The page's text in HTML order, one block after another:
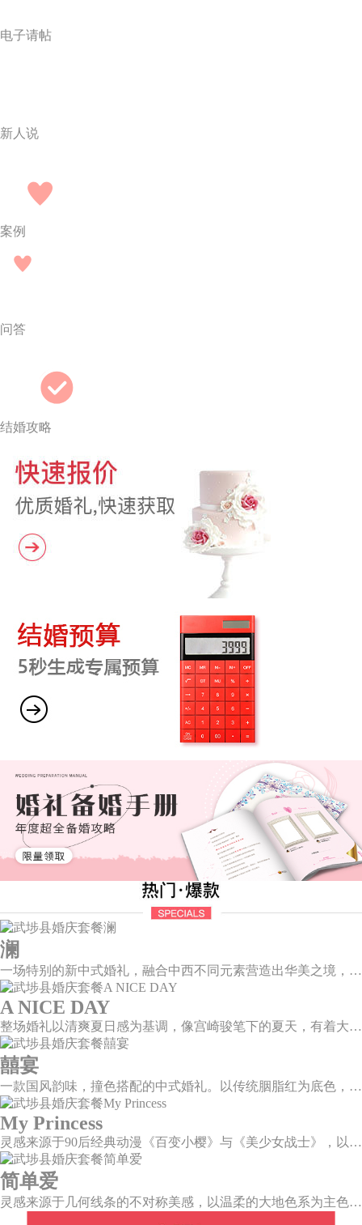
电子请帖
新人说
案例
问答
结婚攻略
澜
一场特别的新中式婚礼，融合中西不同元素营造出华美之境，有庄严浪漫的西式证婚，也有含蓄深情的中式感恩，从古典到现代，从前世到今生，爱，隽永铭刻。
A NICE DAY
整场婚礼以清爽夏日感为基调，像宫崎骏笔下的夏天，有着大朵大朵像棉花糖似的白云，有蔚蓝蔚蓝的天空和青绿青绿的草地，有着童话世界里干净纯洁的美好，有着日系画风下的治愈感。
囍宴
一款国风韵味，撞色搭配的中式婚礼。以传统胭脂红为底色，黛蓝色花鸟点缀其中，热情的红色和低调的古风书画色相辅相成。
My Princess
灵感来源于90后经典动漫《百变小樱》与《美少女战士》，以柔美梦幻的马卡龙色系为主色调，融合精灵萌宠与星星魔法阵等元素，为遗落凡间的公主搭建一个召唤王子的舞台。
简单爱
灵感来源于几何线条的不对称美感，以温柔的大地色系为主色调，空间上，利用几何线条进行完美切割，配以柔和色系的花艺点缀，构造了一个温馨柔和、清新复古的空间。